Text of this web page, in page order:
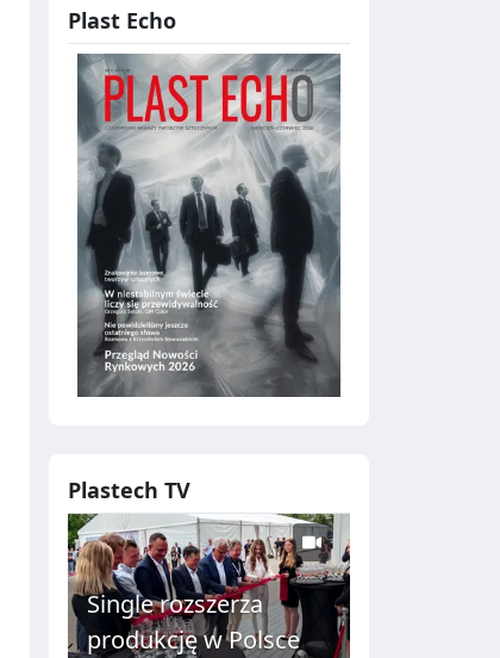
Plast Echo
Plastech TV
Single rozszerza
produkcję w Polsce